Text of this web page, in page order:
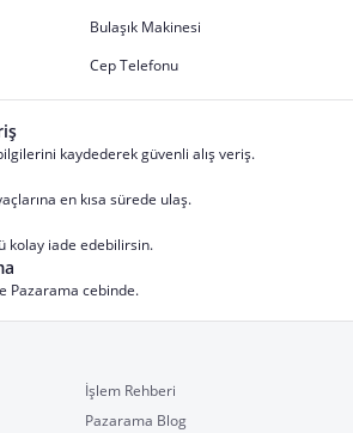
Bulaşık Makinesi
Cep Telefonu
kaydederek güvenli alış veriş.
en kısa sürede ulaş.
kolay iade edebilirsin.
Pazarama cebinde.
İşlem Rehberi
Pazarama Blog